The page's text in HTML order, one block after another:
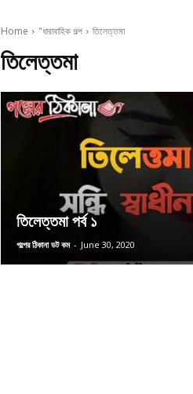
Home "ধারাবাহিক গল্প তিলেত্তমা
তিলেত্তমা
তিলেত্তমা পর্ব ১
গল্পের ঠিকানা ডট কম - June 30, 2020